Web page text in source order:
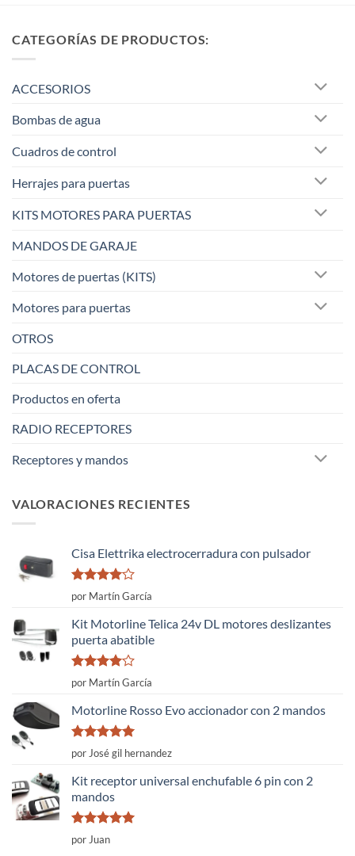
CATEGORÍAS DE PRODUCTOS:
ACCESORIOS
Bombas de agua
Cuadros de control
Herrajes para puertas
KITS MOTORES PARA PUERTAS
MANDOS DE GARAJE
Motores de puertas (KITS)
Motores para puertas
OTROS
PLACAS DE CONTROL
Productos en oferta
RADIO RECEPTORES
Receptores y mandos
VALORACIONES RECIENTES
Cisa Elettrika electrocerradura con pulsador
Valorado
con
5
por Martín García
Kit Motorline Telica 24v DL motores deslizantes
puerta abatible
Valorado
con
5
por Martín García
Motorline Rosso Evo accionador con 2 mandos
Valorado
con
de 5
por José gil hernandez
Kit receptor universal enchufable 6 pin con 2
mandos
Valorado
con
por Juan